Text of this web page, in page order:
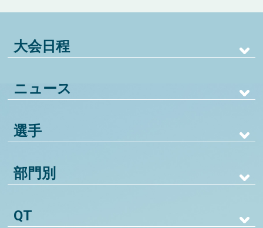
大会日程
ニュース
選手
部門別
QT